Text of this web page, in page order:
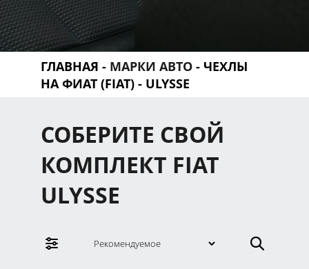
ГЛАВНАЯ - МАРКИ АВТО - ЧЕХЛЫ
НА ФИАТ (FIAT) - ULYSSE
СОБЕРИТЕ СВОЙ
КОМПЛЕКТ FIAT
ULYSSE